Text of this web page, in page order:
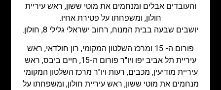
והעובדים אבלים ומנחמים את מוטי ששון, ראש עיריית
חולון, ומשפחתו על פטירת אחיו.
יושבים שבעה בבית המנוח, רחוב ישראלי גלילי 8, חולון.
פורום ה- 15 ומרכז השלטון המקומי, רון חולדאי, ראש
עיריית תל אביב יפו ויו"ר פורום ה-15, חיים ביבס, ראש
עיריית מודיעין, מכבים, רעות ויו"ר מרכז השלטון המקומי
מנחמים את מוטי ששון, ראש עיריית חולון, ומשפחתו על